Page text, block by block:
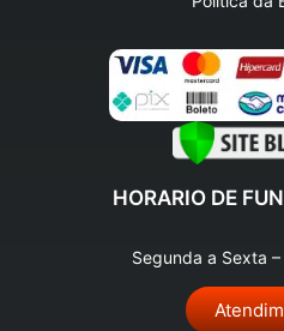
HORARIO DE
Segunda a Sexta –